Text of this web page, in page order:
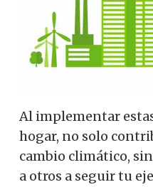
Al implementar
hogar, no solo
cambio climático,
a otros a seguir tu